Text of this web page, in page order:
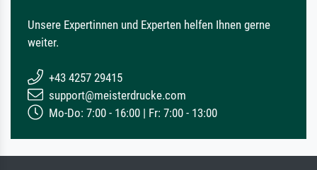
Unsere Expertinnen und Experten helfen Ihnen gerne
weiter.
+43 4257 29415
support@meisterdrucke.com
Mo-Do: 7:00 - 16:00 | Fr: 7:00 - 13:00